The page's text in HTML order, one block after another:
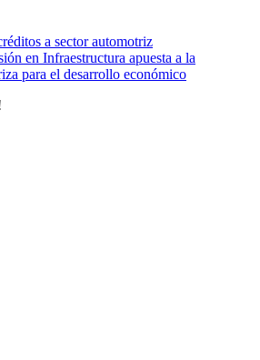
a sector automotriz
en Infraestructura apuesta a la
para el desarrollo económico